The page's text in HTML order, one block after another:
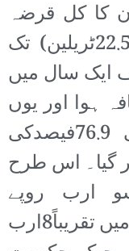
کا کل قرضہ
ساڑھے 22ہزار ارب روپے (22.5ٹریلین) تک
ایک سال میں
ہوا اور یوں
پاکستان کا قرضہ GDPکی 76.9فیصدکی
گیا۔ اس طرح
قرض 7ہزار 2سو ارب روپے
(تقریباً73ارب ڈالر، ایک سال میں تقریباً8ارب